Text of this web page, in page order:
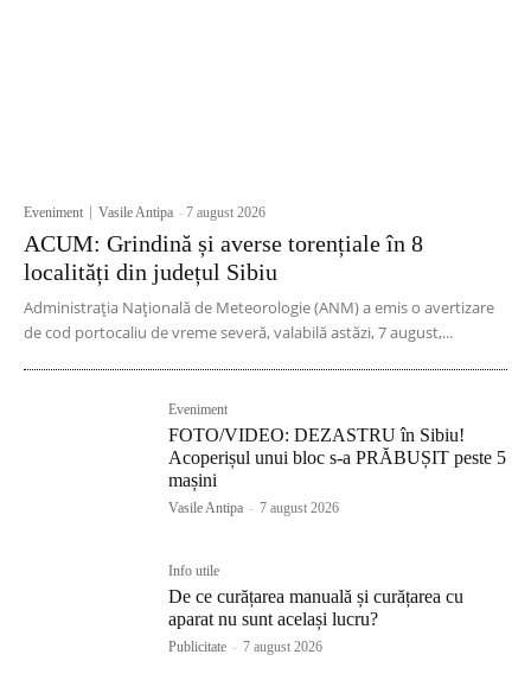
Eveniment Vasile Antipa -7 august 2026
ACUM: Grindină și averse torențiale în 8
localități din județul Sibiu
Administrația Națională de Meteorologie (ANM) a emis o avertizare
de cod portocaliu de vreme severă, valabilă astăzi, 7 august,...
Eveniment
FOTO/VIDEO: DEZASTRU în Sibiu!
Acoperișul unui bloc s-a PRĂBUȘIT peste 5
mașini
Vasile Antipa - 7 august 2026
Info utile
De ce curățarea manuală și curățarea cu
aparat nu sunt același lucru?
Publicitate - 7 august 2026